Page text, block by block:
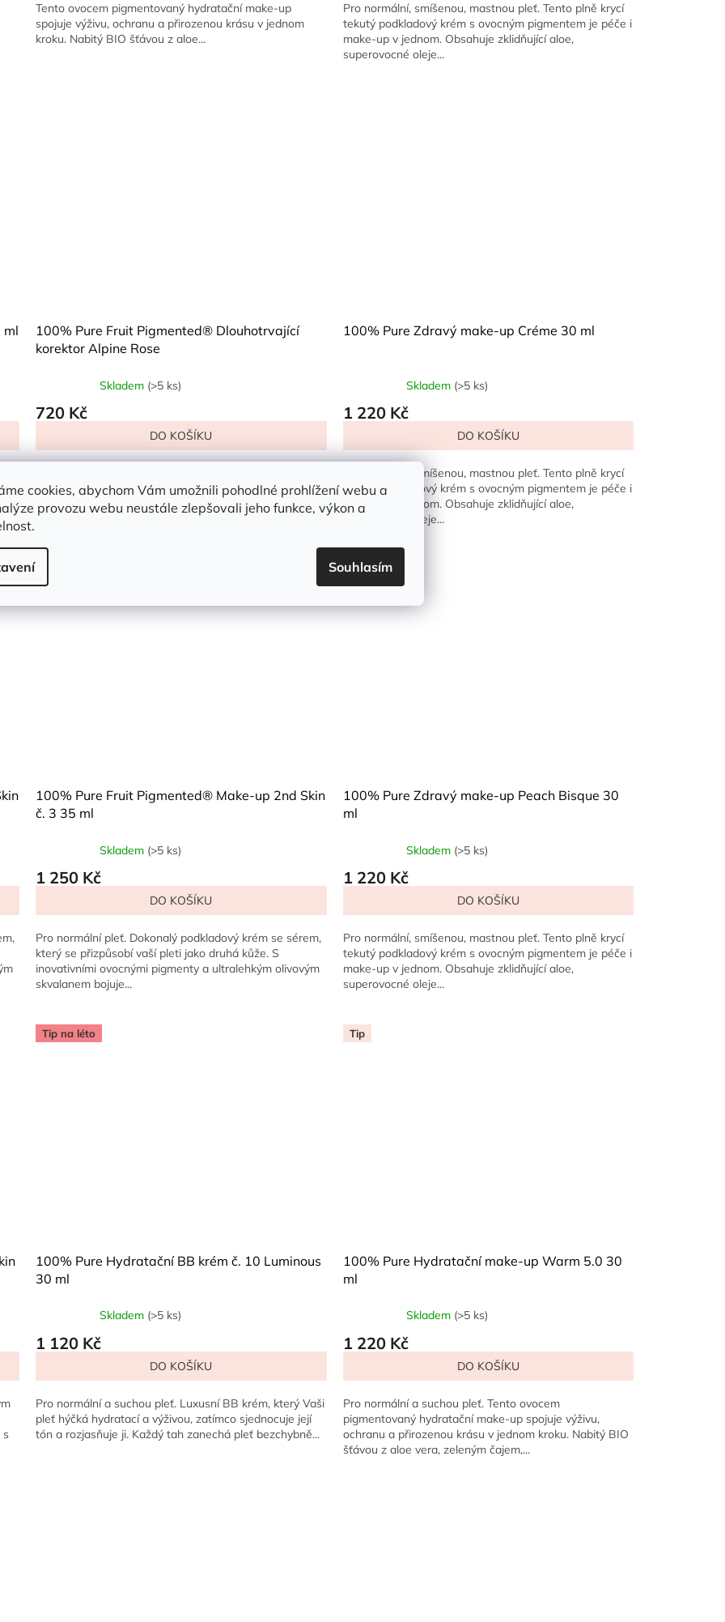
cookies, abychom Vám umožnili pohodlné prohlížení webu a
provozu webu neustále zlepšovali jeho funkce, výkon a
Souhlasím
Tento ovocem pigmentovaný hydratační make-up
spojuje výživu, ochranu a přirozenou krásu v jednom
kroku. Nabitý BIO šťávou z aloe...
Pro normální, smíšenou, mastnou pleť. Tento plně krycí
tekutý podkladový krém s ovocným pigmentem je péče i
make-up v jednom. Obsahuje zklidňující aloe,
superovocné oleje...
ml
100% Pure Fruit Pigmented® Dlouhotrvající
korektor Alpine Rose
Průměrné
hodnocení
produktu
4,7
5
hvězdiček.
Skladem (>5 ks)
720 Kč
DO KOŠÍKU
závoj dokonale krycího korektoru, který drží celý den –
bez...
100% Pure Zdravý make-up Créme 30 ml
Skladem (>5 ks)
1 220 Kč
DO KOŠÍKU
Pro normální, smíšenou, mastnou pleť. Tento plně krycí
tekutý podkladový krém s ovocným pigmentem je péče i
make-up v jednom. Obsahuje zklidňující aloe,
superovocné oleje...
100% Pure Fruit Pigmented® Make-up 2nd Skin
č. 3 35 ml
Průměrné
hodnocení
produktu
5,0
z
5
hvězdiček.
Skladem (>5 ks)
1 250 Kč
DO KOŠÍKU
Pro normální pleť. Dokonalý podkladový krém se sérem,
který se přizpůsobí vaší pleti jako druhá kůže. S
inovativními ovocnými pigmenty a ultralehkým olivovým
skvalanem bojuje...
100% Pure Zdravý make-up Peach Bisque 30
ml
Skladem (>5 ks)
1 220 Kč
DO KOŠÍKU
Pro normální, smíšenou, mastnou pleť. Tento plně krycí
tekutý podkladový krém s ovocným pigmentem je péče i
make-up v jednom. Obsahuje zklidňující aloe,
superovocné oleje...
s
Tip na léto
100% Pure Hydratační BB krém č. 10 Luminous
30 ml
Průměrné
hodnocení
produktu
5,0
z
5
hvězdiček.
Skladem (>5 ks)
1 120 Kč
DO KOŠÍKU
Pro normální a suchou pleť. Luxusní BB krém, který Vaši
pleť hýčká hydratací a výživou, zatímco sjednocuje její
tón a rozjasňuje ji. Každý tah zanechá pleť bezchybně...
Tip
100% Pure Hydratační make-up Warm 5.0 30
ml
Průměrné
hodnocení
produktu
5,0
z
5
hvězdiček.
Skladem (>5 ks)
1 220 Kč
DO KOŠÍKU
Pro normální a suchou pleť. Tento ovocem
pigmentovaný hydratační make-up spojuje výživu,
ochranu a přirozenou krásu v jednom kroku. Nabitý BIO
šťávou z aloe vera, zeleným čajem,...